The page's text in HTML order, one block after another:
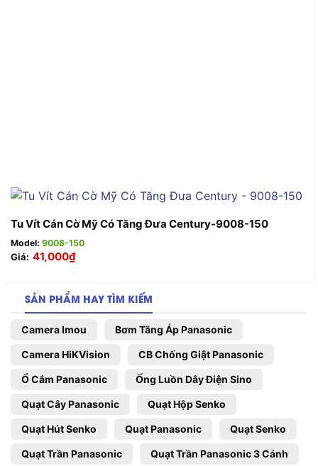
Tu Vít Cán Cờ Mỹ Có Tăng Đưa Century-9008-150
Model: 9008-150
Giá: 41,000₫
SẢN PHẨM HAY TÌM KIẾM
Camera Imou Bơm Tăng Áp Panasonic
Camera HiKVision CB Chống Giật Panasonic
Ổ Cắm Panasonic Ống Luồn Dây Điện Sino
Quạt Cây Panasonic Quạt Hộp Senko
Quạt Hút Senko Quạt Panasonic Quạt Senko
Quạt Trần Panasonic Quạt Trần Panasonic 3 Cánh